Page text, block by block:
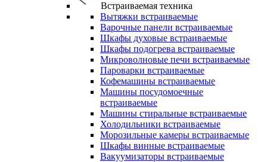
Встраиваемая техника
Вытяжки встраиваемые
Варочные панели встраиваемые
Шкафы духовые встраиваемые
Шкафы подогрева встраиваемые
Микроволновые печи встраиваемые
Пароварки встраиваемые
Кофемашины встраиваемые
Машины посудомоечные
встраиваемые
Машины стиральные встраиваемые
Холодильники встраиваемые
Морозильные камеры встраиваемые
Шкафы винные встраиваемые
Вакуумизаторы встраиваемые